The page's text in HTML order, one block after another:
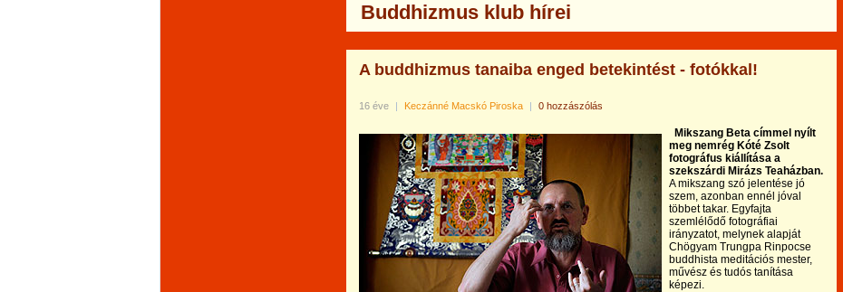
Buddhizmus klub hírei
A buddhizmus tanaiba enged betekintést - fotókkal!
16 éve | Keczánné Macskó Piroska | 0 hozzászólás
Mikszang Beta címmel nyílt
meg nemrég Kóté Zsolt
fotográfus kiállítása a
szekszárdi Mirázs Teaházban.
A mikszang szó jelentése jó
szem, azonban ennél jóval
többet takar. Egyfajta
szemlélődő fotográfiai
irányzatot, melynek alapját
Chögyam Trungpa Rinpocse
buddhista meditációs mester,
művész és tudós tanítása
képezi.